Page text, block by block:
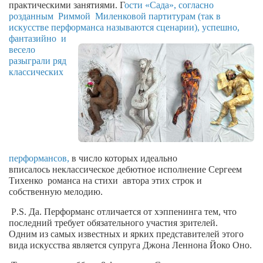
Конкурсы
Фестиваль. Конкурс «Колибри» 2017
Конкурс «Колибри» 2016
Конкурс «Колибри» 2015
Конкурс «Колибри» 2014
Литературный конкурс «Я люблю Украину»
Конкурс «Колибри — детям!» 2014
Конкурс «Колибри» 2013
Интервью
Афиша
Афиша Сумы
О нас
практическими занятиями. Гости «Сада», согласно
розданным Риммой Миленковой партитурам (так в
искусстве перформанса называются сценарии), успешно,
фантазийно и
весело
разыграли ряд
классических
перформансов, в число которых идеально
вписалось неклассическое дебютное исполнение Сергеем
Тихенко романса на стихи автора этих строк и
собственную мелодию.
P.S. Да. Перформанс отличается от хэппенинга тем, что
последний требует обязательного участия зрителей.
Одним из самых известных и ярких представителей этого
вида искусства является супруга Джона Леннона Йоко Оно.